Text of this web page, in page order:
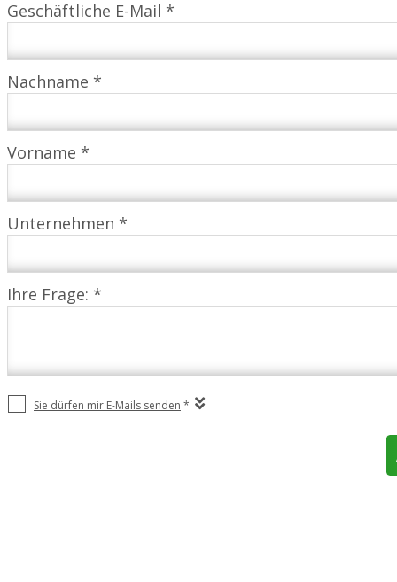
Geschäftliche E-Mail *
Nachname *
Vorname *
Unternehmen *
Ihre Frage: *
Sie dürfen mir E-Mails senden *